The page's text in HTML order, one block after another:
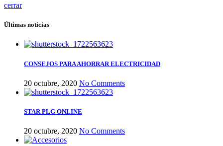
cerrar
Últimas noticias
CONSEJOS PARA AHORRAR ELECTRICIDAD
20 octubre, 2020 No Comments
STAR PLG ONLINE
20 octubre, 2020 No Comments